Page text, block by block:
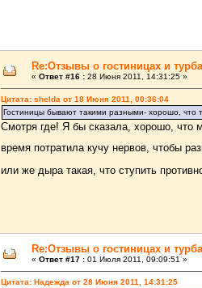
Re:Отзывы о гостиницах и
« Ответ #16 : 28 Июня 2011, 14:31:25 »
Цитата: shelda от 18 Июня 2011, 00:36:04
Гостиницы бывают такими разными- хорошо, что
Смотря где! Я бы сказала, хорошо, что
время потратила кучу нервов, чтобы
или же дыра такая, что ступить
Re:Отзывы о гостиницах и
« Ответ #17 : 01 Июля 2011, 09:09:51 »
Цитата: Надежда от 28 Июня 2011, 14:31:25